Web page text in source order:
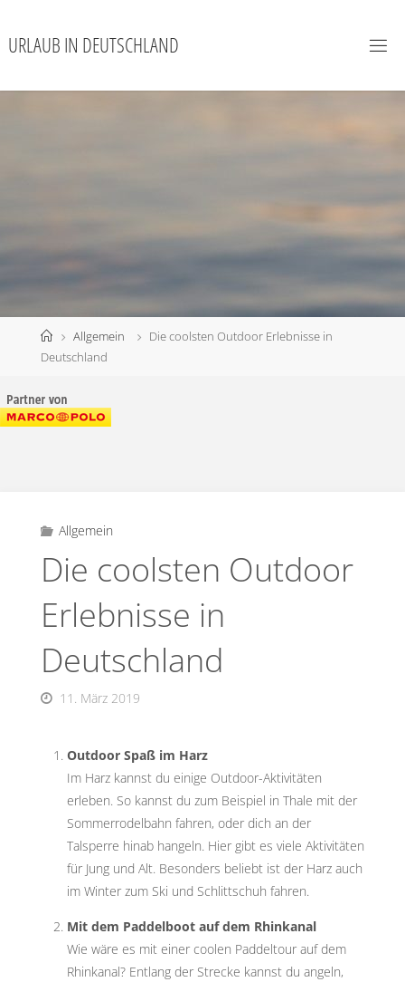
URLAUB IN DEUTSCHLAND
Allgemein
Die coolsten Outdoor Erlebnisse in
Deutschland
Allgemein
Die coolsten Outdoor
Erlebnisse in
Deutschland
11. März 2019
Outdoor Spaß im Harz
Im Harz kannst du einige Outdoor-Aktivitäten
erleben. So kannst du zum Beispiel in Thale mit der
Sommerrodelbahn fahren, oder dich an der
Talsperre hinab hangeln. Hier gibt es viele Aktivitäten
für Jung und Alt. Besonders beliebt ist der Harz auch
im Winter zum Ski und Schlittschuh fahren.
Mit dem Paddelboot auf dem Rhinkanal
Wie wäre es mit einer coolen Paddeltour auf dem
Rhinkanal? Entlang der Strecke kannst du angeln,